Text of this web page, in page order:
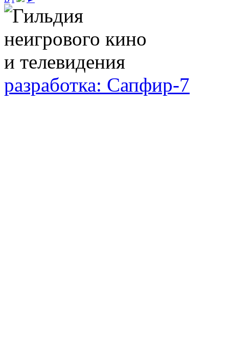
разработка: Сапфир-7